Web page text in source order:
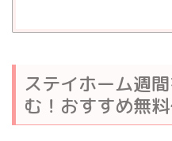
ステイホーム週
む！おすすめ無